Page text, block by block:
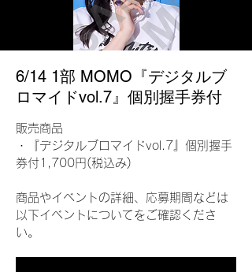
6/14 1部 MOMO『デジタルブ
ロマイドvol.7』個別握手券付
販売商品
・『デジタルブロマイドvol.7』個別握手
券付1,700円(税込み)
商品やイベントの詳細、応募期間などは
以下イベントについてをご確認くださ
い。